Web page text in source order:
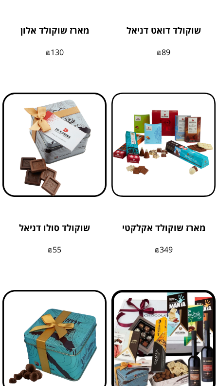
שוקולד דואט דניאל
₪89
מארז שוקולד אלון
₪130
מארז שוקולד אקלקטי
₪349
שוקולד סולו דניאל
₪55